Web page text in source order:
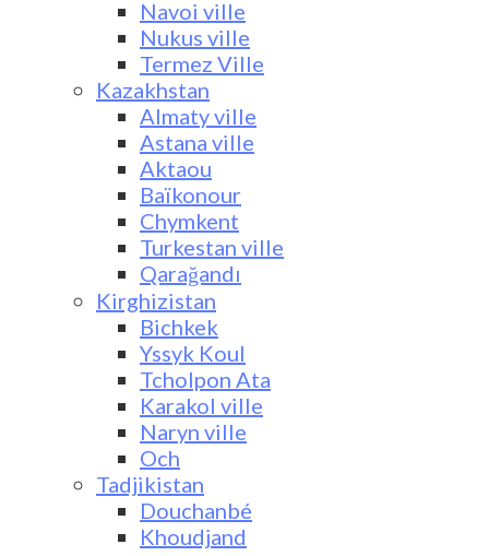
Navoi ville
Nukus ville
Termez Ville
Kazakhstan
Almaty ville
Astana ville
Aktaou
Baïkonour
Chymkent
Turkestan ville
Qarağandı
Kirghizistan
Bichkek
Yssyk Koul
Tcholpon Ata
Karakol ville
Naryn ville
Och
Tadjikistan
Douchanbé
Khoudjand